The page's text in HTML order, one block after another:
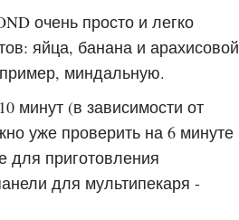
очень просто и легко
яйца, банана и арахисовой
миндальную.
минут (в зависимости от
уже проверить на 6 минуте
для приготовления
для мультипекаря -